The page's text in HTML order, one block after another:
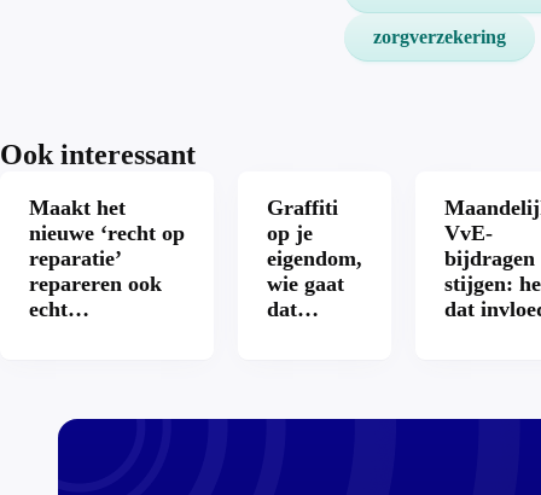
zorgverzekering
Ook interessant
Maakt het
nieuwe ‘recht op
reparatie’
repareren ook
echt
Graffiti
op je
eigendom,
wie gaat
dat
VvE-
bijdragen
stijgen:
dat